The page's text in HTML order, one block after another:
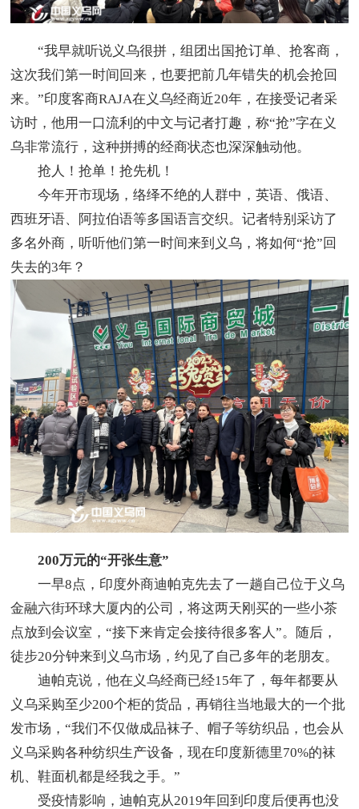
“我早就听说义乌很拼，组团出国抢订单、抢客商，
这次我们第一时间回来，也要把前几年错失的机会抢回
来。”印度客商RAJA在义乌经商近20年，在接受记者采
访时，他用一口流利的中文与记者打趣，称“抢”字在义
乌非常流行，这种拼搏的经商状态也深深触动他。
抢人！抢单！抢先机！
今年开市现场，络绎不绝的人群中，英语、俄语、
西班牙语、阿拉伯语等多国语言交织。记者特别采访了
多名外商，听听他们第一时间来到义乌，将如何“抢”回
失去的3年？
200万元的“开张生意”
一早8点，印度外商迪帕克先去了一趟自己位于义乌
金融六街环球大厦内的公司，将这两天刚买的一些小茶
点放到会议室，“接下来肯定会接待很多客人”。随后，
徒步20分钟来到义乌市场，约见了自己多年的老朋友。
迪帕克说，他在义乌经商已经15年了，每年都要从
义乌采购至少200个柜的货品，再销往当地最大的一个批
发市场，“我们不仅做成品袜子、帽子等纺织品，也会从
义乌采购各种纺织生产设备，现在印度新德里70%的袜
机、鞋面机都是经我之手。”
受疫情影响，迪帕克从2019年回到印度后便再也没